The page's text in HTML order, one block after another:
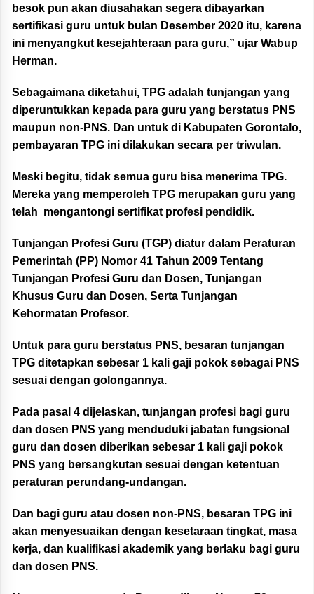
besok pun akan diusahakan segera dibayarkan
sertifikasi guru untuk bulan Desember 2020 itu, karena
ini menyangkut kesejahteraan para guru,” ujar Wabup
Herman.
Sebagaimana diketahui, TPG adalah tunjangan yang
diperuntukkan kepada para guru yang berstatus PNS
maupun non-PNS. Dan untuk di Kabupaten Gorontalo,
pembayaran TPG ini dilakukan secara per triwulan.
Meski begitu, tidak semua guru bisa menerima TPG.
Mereka yang memperoleh TPG merupakan guru yang
telah mengantongi sertifikat profesi pendidik.
Tunjangan Profesi Guru (TGP) diatur dalam Peraturan
Pemerintah (PP) Nomor 41 Tahun 2009 Tentang
Tunjangan Profesi Guru dan Dosen, Tunjangan
Khusus Guru dan Dosen, Serta Tunjangan
Kehormatan Profesor.
Untuk para guru berstatus PNS, besaran tunjangan
TPG ditetapkan sebesar 1 kali gaji pokok sebagai PNS
sesuai dengan golongannya.
Pada pasal 4 dijelaskan, tunjangan profesi bagi guru
dan dosen PNS yang menduduki jabatan fungsional
guru dan dosen diberikan sebesar 1 kali gaji pokok
PNS yang bersangkutan sesuai dengan ketentuan
peraturan perundang-undangan.
Dan bagi guru atau dosen non-PNS, besaran TPG ini
akan menyesuaikan dengan kesetaraan tingkat, masa
kerja, dan kualifikasi akademik yang berlaku bagi guru
dan dosen PNS.